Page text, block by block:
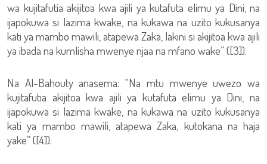
wa kujitafutia akijitoa kwa ajili ya kutafuta elimu ya Dini, na
ijapokuwa si lazima kwake, na kukawa na uzito kukusanya
kati ya mambo mawili, atapewa Zaka, lakini si akijitoa kwa ajili
ya ibada na kumlisha mwenye njaa na mfano wake” ([3]).
Na Al-Bahouty anasema: “Na mtu mwenye uwezo wa
kujitafutia akijitoa kwa ajili ya kutafuta elimu ya Dini, na
ijapokuwa si lazima kwake, na kukawa na uzito kukusanya
kati ya mambo mawili, atapewa Zaka, kutokana na haja
yake” ([4]).